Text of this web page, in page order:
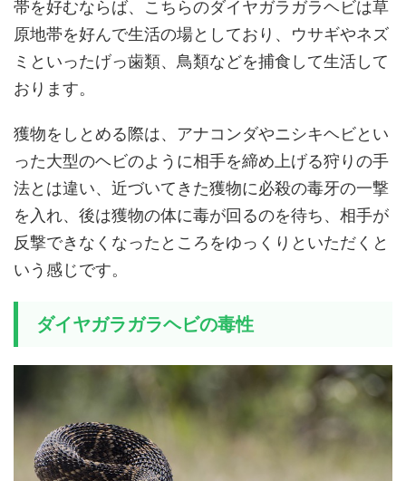
帯を好むならば、こちらのダイヤガラガラヘビは草
原地帯を好んで生活の場としており、ウサギやネズ
ミといったげっ歯類、鳥類などを捕食して生活して
おります。
獲物をしとめる際は、アナコンダやニシキヘビとい
った大型のヘビのように相手を締め上げる狩りの手
法とは違い、近づいてきた獲物に必殺の毒牙の一撃
を入れ、後は獲物の体に毒が回るのを待ち、相手が
反撃できなくなったところをゆっくりといただくと
いう感じです。
ダイヤガラガラヘビの毒性